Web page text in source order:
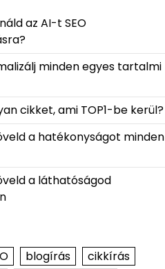
az AI-t SEO
minden egyes tartalmi
cikket, ami TOP1-be kerül?
a hatékonyságot minden
a láthatóságod
blogírás
cikkírás